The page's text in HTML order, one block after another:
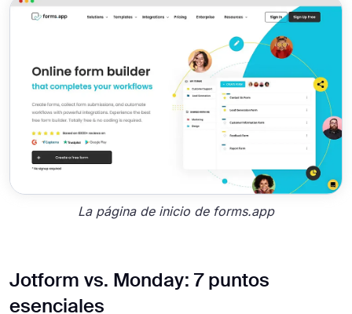
La página de inicio de forms.app
Jotform vs. Monday: 7 puntos
esenciales